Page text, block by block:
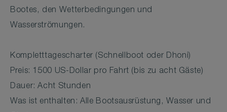
Bootes, den Wetterbedingungen und
Wasserströmungen.
Kompletttagescharter (Schnellboot oder Dhoni)
Preis: 1500 US-Dollar pro Fahrt (bis zu acht Gäste)
Dauer: Acht Stunden
Was ist enthalten: Alle Bootsausrüstung, Wasser und